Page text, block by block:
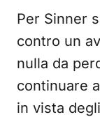
Per Sinner
contro un
nulla da
continuare
in vista